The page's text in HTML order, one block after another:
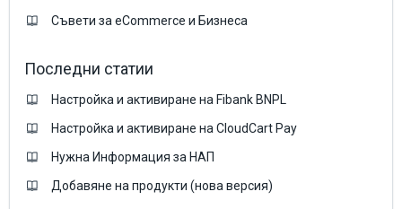
Съвети за eCommerce и Бизнеса
Последни статии
Настройка и активиране на Fibank BNPL
Настройка и активиране на CloudCart Pay
Нужна Информация за НАП
Добавяне на продукти (нова версия)